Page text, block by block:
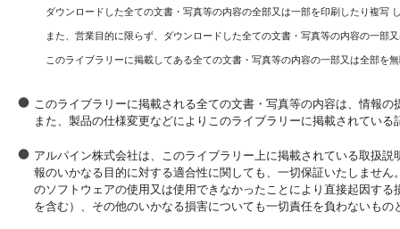
ダウンロードした全ての文書・写真等の内容の全部又は一部を印刷したり複写
また、営業目的に限らず、ダウンロードした全ての文書・写真等の内容の一
このライブラリーに掲載してある全ての文書・写真等の内容の一部又は全部を
このライブラリーに掲載される全ての文書・写真等の内容は、情報
また、製品の仕様変更などによりこのライブラリーに掲載されてい
アルパイン株式会社は、このライブラリー上に掲載されている取扱
報のいかなる目的に対する適合性に関しても、一切保証いたしませ
のソフトウェアの使用又は使用できなかったことにより直接起因す
を含む）、その他のいかなる損害についても一切責任を負わないもの